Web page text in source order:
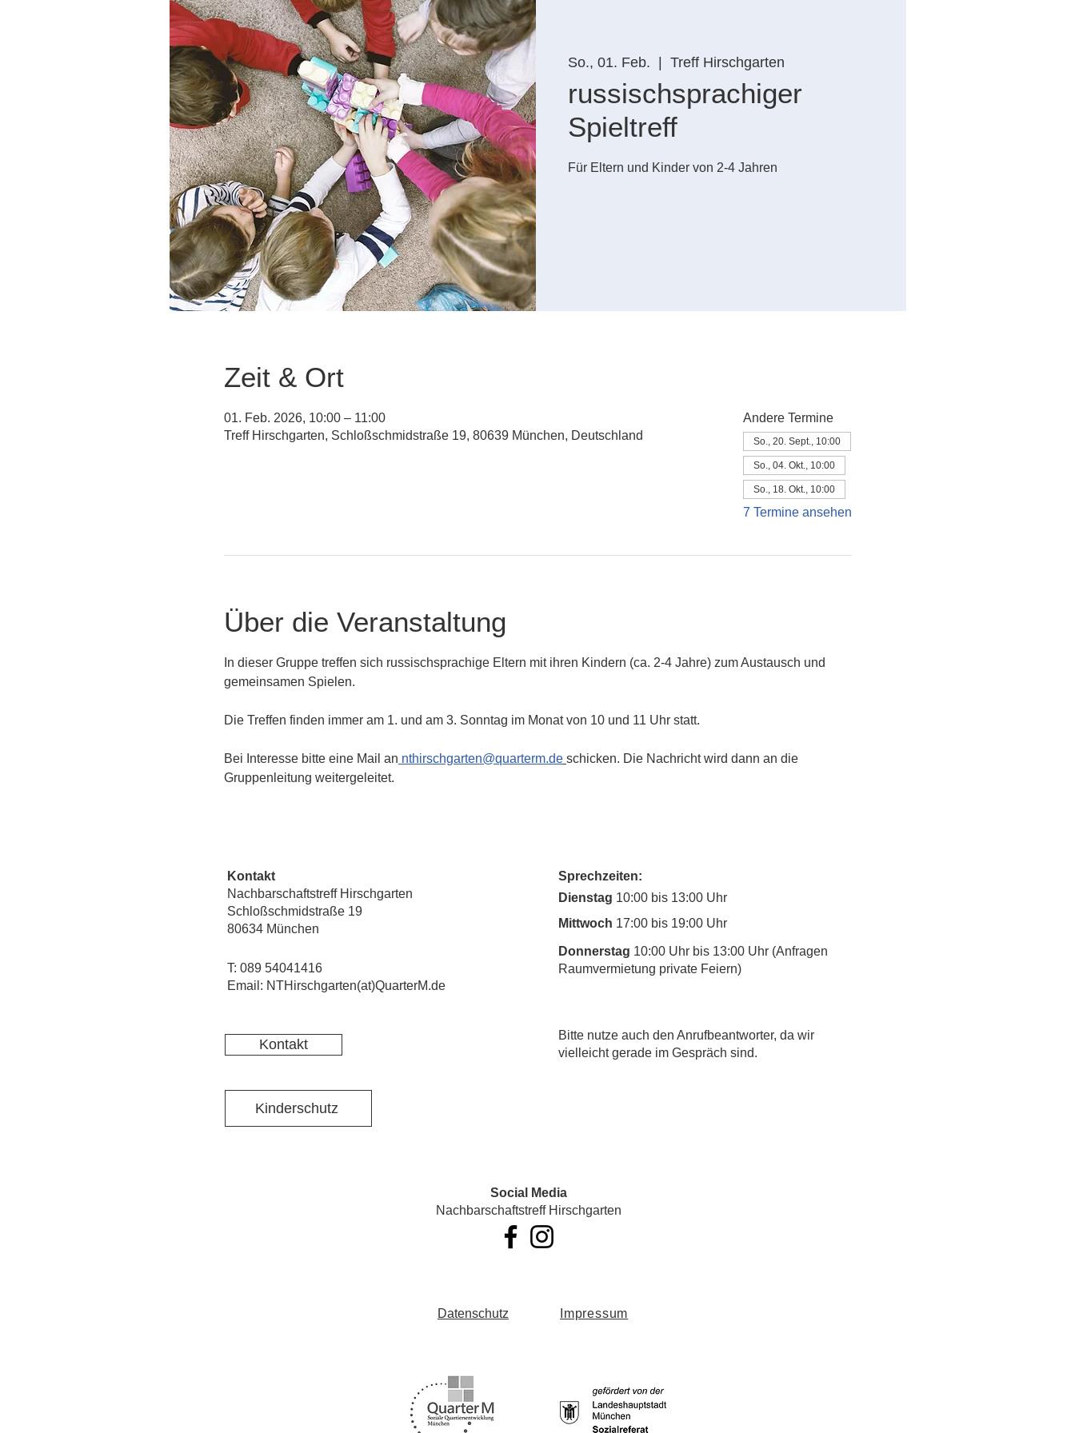
So., 01. Feb. Treff Hirschgarten
russischsprachiger
Spieltreff
Für Eltern und Kinder von 2-4 Jahren
Zeit & Ort
01. Feb. 2026, 10:00 – 11:00
Treff Hirschgarten, Schloßschmidstraße 19, 80639 München, Deutschland
Andere Termine
So., 20. Sept., 10:00
So., 04. Okt., 10:00
So., 18. Okt., 10:00
7 Termine ansehen
Über die Veranstaltung
In dieser Gruppe treffen sich russischsprachige Eltern mit ihren Kindern (ca. 2-4 Jahre) zum Austausch und
gemeinsamen Spielen.
Die Treffen finden immer am 1. und am 3. Sonntag im Monat von 10 und 11 Uhr statt.
Bei Interesse bitte eine Mail an nthirschgarten@quarterm.de schicken. Die Nachricht wird dann an die
Gruppenleitung weitergeleitet.
Kontakt
Nachbarschaftstreff Hirschgarten
Schloßschmidstraße 19
80634 München
T: 089 54041416
Email: NTHirschgarten(at)QuarterM.de
Kontakt
Sprechzeiten:
Dienstag 10:00 bis 13:00 Uhr
Mittwoch 17:00 bis 19:00 Uhr
Donnerstag 10:00 Uhr bis 13:00 Uhr (Anfragen
Raumvermietung private Feiern)
​Bitte nutze auch den Anrufbeantworter, da wir
vielleicht gerade im Gespräch sind.
Kinderschutz
Social Media
Nachbarschaftstreff Hirschgarten
Datenschutz Impressum